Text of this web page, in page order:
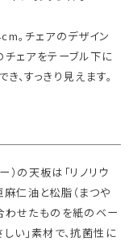
。チェアのデザイン
チェアをテーブル下に
、すっきり見えます。
）の天板は「リノリウ
麻仁油と松脂（まつや
わせたものを紙のベー
い」素材で、抗菌性に